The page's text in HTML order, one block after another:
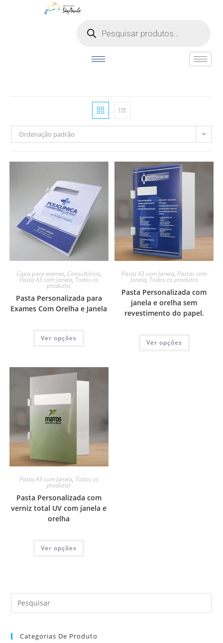
Ordenação padrão
Capa para exames, Consultórios,
Pasta A3 com Janela, Todos os
produtos
Pasta Personalizada para
Exames Com Orelha e Janela
Ver opções
Pasta A3 com Janela, Pastas com
Janela, Todos os produtos
Pasta Personalizada com
janela e orelha sem
revestimento do papel.
Ver opções
Pasta A3 com Janela, Todos os
produtos
Pasta Personalizada com
verniz total UV com janela e
orelha
Ver opções
Categorias De Produto